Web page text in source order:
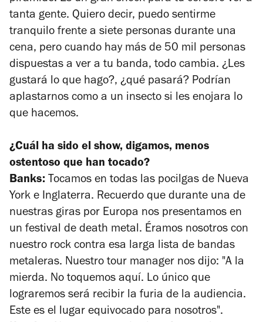
tanta gente. Quiero decir, puedo sentirme
tranquilo frente a siete personas durante una
cena, pero cuando hay más de 50 mil personas
dispuestas a ver a tu banda, todo cambia. ¿Les
gustará lo que hago?, ¿qué pasará? Podrían
aplastarnos como a un insecto si les enojara lo
que hacemos.
¿Cuál ha sido el show, digamos, menos
ostentoso que han tocado?
Banks: Tocamos en todas las pocilgas de Nueva
York e Inglaterra. Recuerdo que durante una de
nuestras giras por Europa nos presentamos en
un festival de death metal. Éramos nosotros con
nuestro rock contra esa larga lista de bandas
metaleras. Nuestro tour manager nos dijo: "A la
mierda. No toquemos aquí. Lo único que
lograremos será recibir la furia de la audiencia.
Este es el lugar equivocado para nosotros".